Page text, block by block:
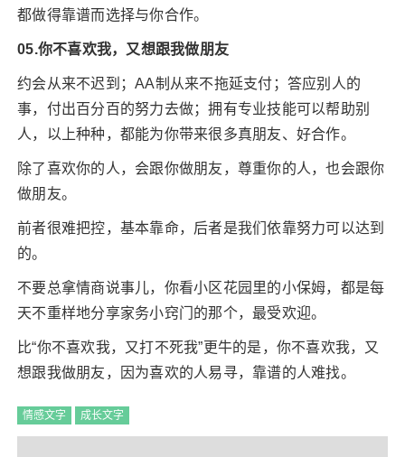
都做得靠谱而选择与你合作。
05.你不喜欢我，又想跟我做朋友
约会从来不迟到；AA制从来不拖延支付；答应别人的
事，付出百分百的努力去做；拥有专业技能可以帮助别
人，以上种种，都能为你带来很多真朋友、好合作。
除了喜欢你的人，会跟你做朋友，尊重你的人，也会跟你
做朋友。
前者很难把控，基本靠命，后者是我们依靠努力可以达到
的。
不要总拿情商说事儿，你看小区花园里的小保姆，都是每
天不重样地分享家务小窍门的那个，最受欢迎。
比“你不喜欢我，又打不死我”更牛的是，你不喜欢我，又
想跟我做朋友，因为喜欢的人易寻，靠谱的人难找。
情感文字 成长文字